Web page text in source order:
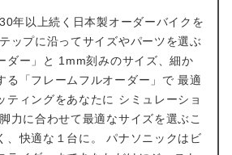
年以上続く日本製オーダーバイクを
ップに沿ってサイズやパーツを選ぶ
ダー」と 1mm刻みのサイズ、細か
る「フレームフルオーダー」で 最適
ティングをあなたに シミュレーショ
力に合わせて最適なサイズを選ぶこ
、快適な１台に。 パナソニックはビ